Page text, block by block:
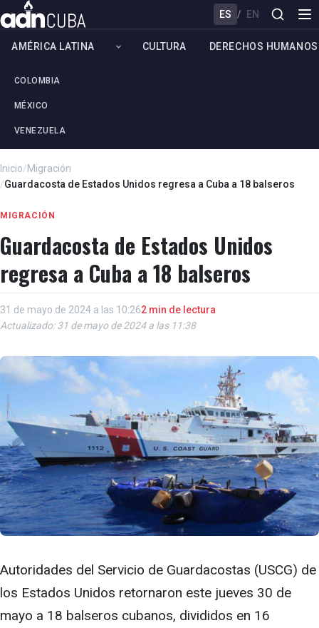
ES / EN
AMÉRICA LATINA
COLOMBIA
MÉXICO
VENEZUELA
CULTURA DERECHOS HUMANOS
Inicio/Migración
/Guardacosta de Estados Unidos regresa a Cuba a 18 balseros
MIGRACIÓN
Guardacosta de Estados Unidos
regresa a Cuba a 18 balseros
31 de mayo de 2024 a las 10:262 min de lectura
Actualizado: 31 de mayo de 2024 a las 11:38
Autoridades del Servicio de Guardacostas (USCG) de
los Estados Unidos retornaron este jueves 30 de
mayo a 18 balseros cubanos, divididos en 16